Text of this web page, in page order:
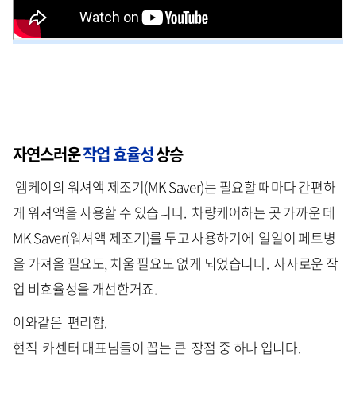
자연스러운작업 효율성상승
엠케이의 워셔액 제조기(MK Saver)는 필요할 때마다 간편하
게 워셔액을 사용할 수 있습니다. 차량케어하는 곳 가까운 데
MK Saver(워셔액 제조기)를 두고 사용하기에 일일이 페트병
을 가져올 필요도, 치울 필요도 없게 되었습니다. 사사로운 작
업 비효율성을 개선한거죠.
이와같은 편리함.
현직 카센터 대표님들이 꼽는 큰 장점 중 하나 입니다.